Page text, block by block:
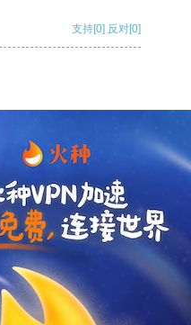
支持[0] 反对[0]
支持 [0] 反对 [0]
支持